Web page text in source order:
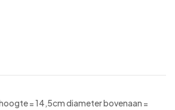
= 14,5cm diameter bovenaan =